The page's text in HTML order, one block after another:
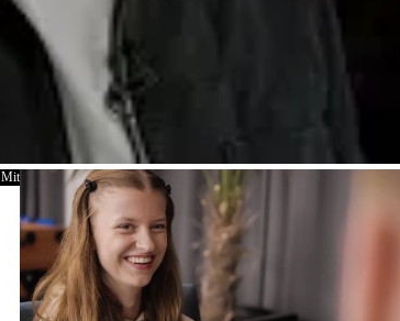
Mit dem Laden des Videos akzeptieren Sie die Datenschutzerklärung von